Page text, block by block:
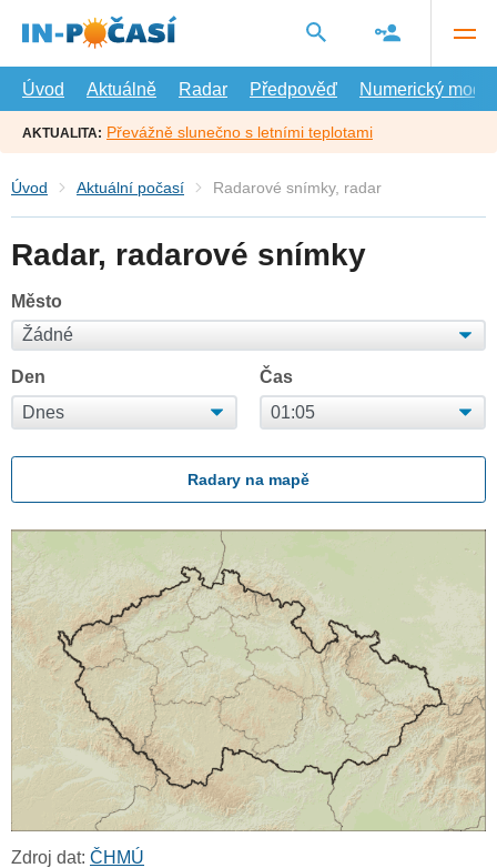
hlavní
Úvod
Aktuálně Radar Předpověď Numerický model
AKTUALITA: Převážně slunečno s letními teplotami
Úvod Aktuální počasí Radarové snímky, radar
Radar, radarové snímky
Město
Den Čas
Radary na mapě
Zdroj dat: ČHMÚ